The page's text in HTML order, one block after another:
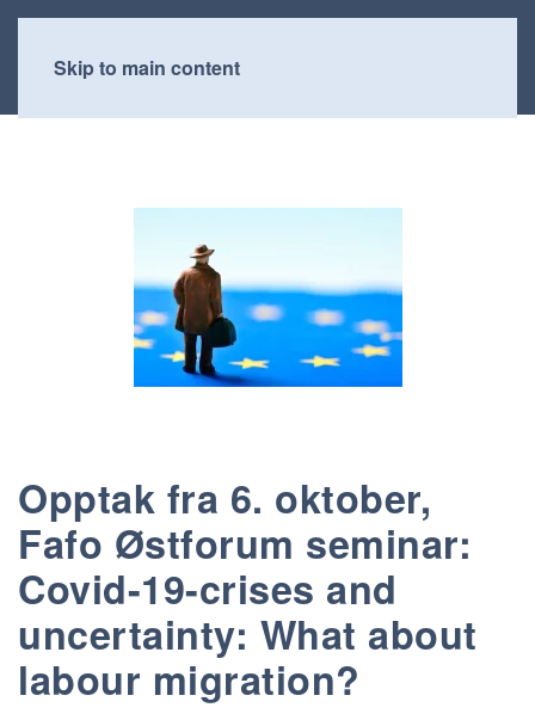
Skip to main content
Opptak fra 6. oktober,
Fafo Østforum seminar:
Covid-19-crises and
uncertainty: What about
labour migration?